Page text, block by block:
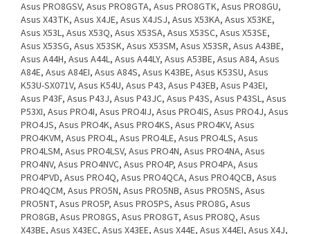
Asus PRO8GSV, Asus PRO8GTA, Asus PRO8GTK, Asus PRO8GU,
Asus X43TK, Asus X4JE, Asus X4JSJ, Asus X53KA, Asus X53KE,
Asus X53L, Asus X53Q, Asus X53SA, Asus X53SC, Asus X53SE,
Asus X53SG, Asus X53SK, Asus X53SM, Asus X53SR, Asus A43BE,
Asus A44H, Asus A44L, Asus A44LY, Asus A53BE, Asus A84, Asus
A84E, Asus A84EI, Asus A84S, Asus K43BE, Asus K53SU, Asus
K53U-SX071V, Asus K54U, Asus P43, Asus P43EB, Asus P43EI,
Asus P43F, Asus P43J, Asus P43JC, Asus P43S, Asus P43SL, Asus
P53XI, Asus PRO4I, Asus PRO4IJ, Asus PRO4IS, Asus PRO4J, Asus
PRO4JS, Asus PRO4K, Asus PRO4KS, Asus PRO4KV, Asus
PRO4KVM, Asus PRO4L, Asus PRO4LE, Asus PRO4LS, Asus
PRO4LSM, Asus PRO4LSV, Asus PRO4N, Asus PRO4NA, Asus
PRO4NV, Asus PRO4NVC, Asus PRO4P, Asus PRO4PA, Asus
PRO4PVD, Asus PRO4Q, Asus PRO4QCA, Asus PRO4QCB, Asus
PRO4QCM, Asus PRO5N, Asus PRO5NB, Asus PRO5NS, Asus
PRO5NT, Asus PRO5P, Asus PRO5PS, Asus PRO8G, Asus
PRO8GB, Asus PRO8GS, Asus PRO8GT, Asus PRO8Q, Asus
X43BE, Asus X43EC, Asus X43EE, Asus X44E, Asus X44EI, Asus X4J,